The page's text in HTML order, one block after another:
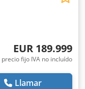
EUR 189.999
precio fijo IVA no incluído
Llamar